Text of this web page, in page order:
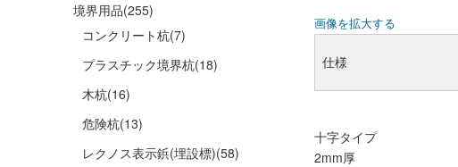
境界用品(255)
コンクリート杭(7)
プラスチック境界杭(18)
木杭(16)
危険杭(13)
レクノス表示鋲(埋設標)(58)
画像を拡大する
仕様
十字タイプ
2mm厚